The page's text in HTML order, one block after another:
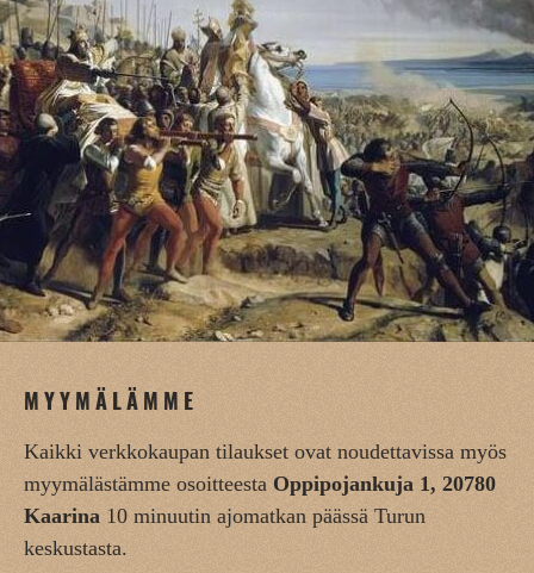
MYYMÄLÄMME
Kaikki verkkokaupan tilaukset ovat noudettavissa myös
myymälästämme osoitteesta Oppipojankuja 1, 20780
Kaarina 10 minuutin ajomatkan päässä Turun
keskustasta.